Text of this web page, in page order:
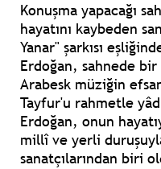
Konuşma yapacağı
hayatını kaybeden
Yanar" şarkısı
Erdoğan, sahnede bir
Arabesk müziğin
Tayfur'u rahmetle
Erdoğan, onun
millî ve yerli
sanatçılarından biri